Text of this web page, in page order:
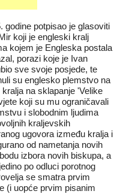
godine potpisao je glasoviti
koji je engleski kralj
kojem je Engleska postala
porazi koje je Ivan
sve svoje posjede, te
su englesko plemstvo na
na sklapanje 'Velike
koji su mu ograničavali
i slobodnim ljudima
kraljevskih
ugovora između kralja i
od nametanja novih
izbora novih biskupa, a
po odluci porotnog
se smatra prvim
(i uopće prvim pisanim